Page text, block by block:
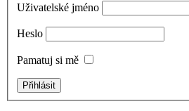
Uživatelské jméno
Heslo
Pamatuj si mě